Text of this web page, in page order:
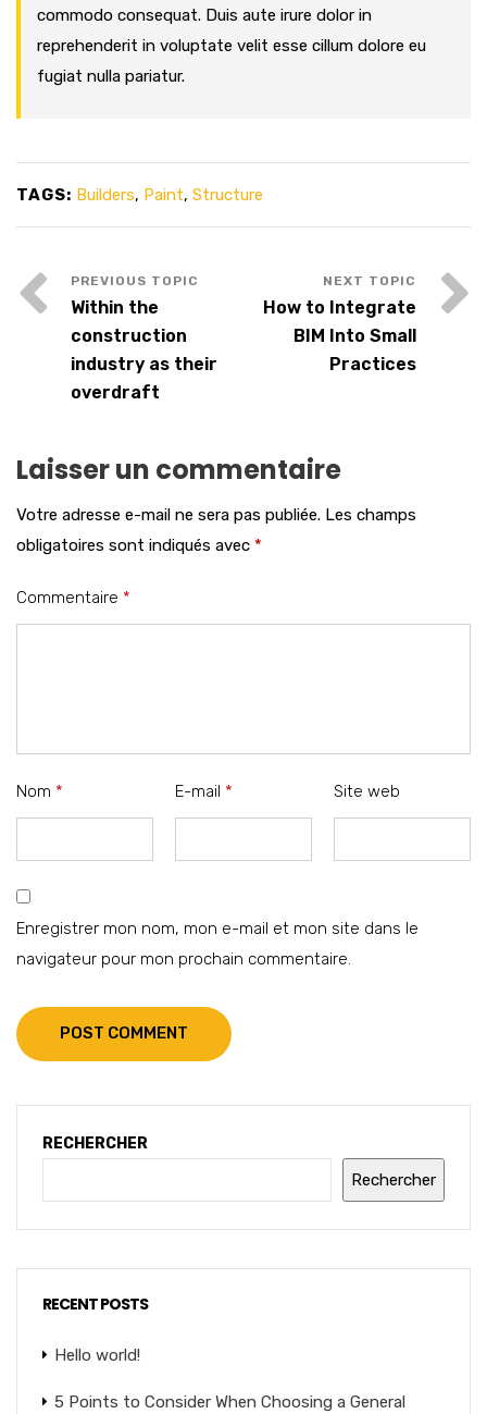
commodo consequat. Duis aute irure dolor in
reprehenderit in voluptate velit esse cillum dolore eu
fugiat nulla pariatur.
TAGS: Builders, Paint, Structure
Within the
construction
industry as their
overdraft
How to Integrate
BIM Into Small
Practices
Laisser un commentaire
Votre adresse e-mail ne sera pas publiée. Les champs
obligatoires sont indiqués avec *
Commentaire *
Nom * E-mail * Site web
Enregistrer mon nom, mon e-mail et mon site dans le
navigateur pour mon prochain commentaire.
POST COMMENT
RECHERCHER
Rechercher
RECENT POSTS
Hello world!
5 Points to Consider When Choosing a General